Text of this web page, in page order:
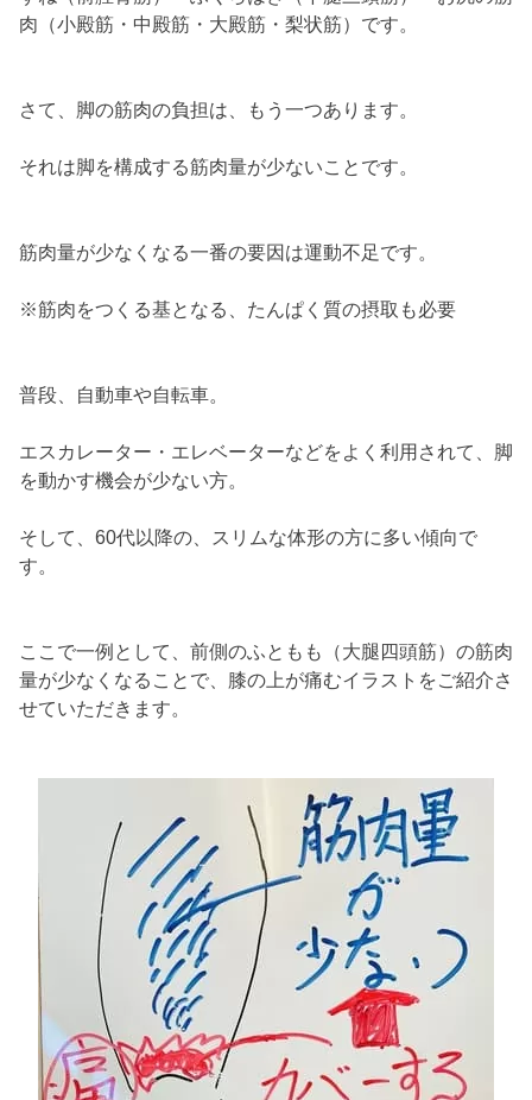
肉（小殿筋・中殿筋・大殿筋・梨状筋）です。
さて、脚の筋肉の負担は、もう一つあります。
それは脚を構成する筋肉量が少ないことです。
筋肉量が少なくなる一番の要因は運動不足です。
※筋肉をつくる基となる、たんぱく質の摂取も必要
普段、自動車や自転車。
エスカレーター・エレベーターなどをよく利用されて、脚
を動かす機会が少ない方。
そして、60代以降の、スリムな体形の方に多い傾向で
す。
ここで一例として、前側のふともも（大腿四頭筋）の筋肉
量が少なくなることで、膝の上が痛むイラストをご紹介さ
せていただきます。